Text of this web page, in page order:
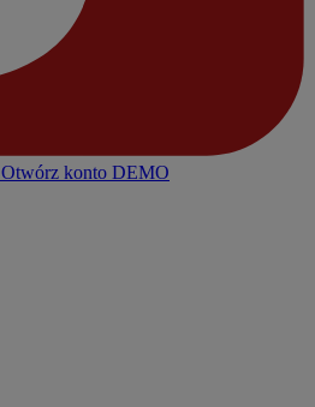
Otwórz konto DEMO